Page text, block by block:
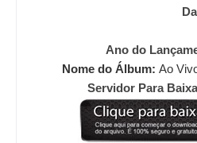
Data do
Ano do
Nome do Álbum: Ao
Servidor Para